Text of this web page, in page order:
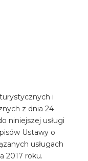
i
z dnia 24
niniejszej usługi
Ustawy o
usługach
2017 roku.